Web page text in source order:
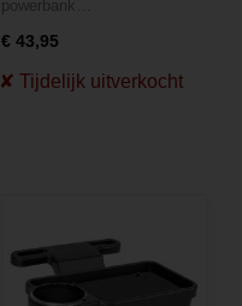
powerbank…
€ 43,95